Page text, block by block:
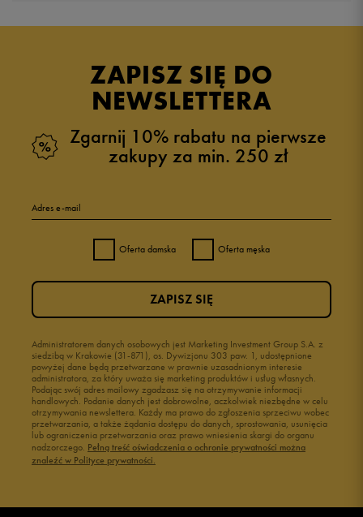
ZAPISZ SIĘ DO
NEWSLETTERA
Zgarnij 10% rabatu na pierwsze
zakupy za min. 250 zł
Adres e-mail
Oferta damska Oferta męska
Administratorem danych osobowych jest Marketing Investment Group S.A. z
siedzibą w Krakowie (31-871), os. Dywizjonu 303 paw. 1, udostępnione
powyżej dane będą przetwarzane w prawnie uzasadnionym interesie
administratora, za który uważa się marketing produktów i usług własnych.
Podając swój adres mailowy zgadzasz się na otrzymywanie informacji
handlowych. Podanie danych jest dobrowolne, aczkolwiek niezbędne w celu
otrzymywania newslettera. Każdy ma prawo do zgłoszenia sprzeciwu wobec
przetwarzania, a także żądania dostępu do danych, sprostowania, usunięcia
lub ograniczenia przetwarzania oraz prawo wniesienia skargi do organu
nadzorczego. Pełną treść oświadczenia o ochronie prywatności można
znaleźć w Polityce prywatności.
ZAPISZ SIĘ